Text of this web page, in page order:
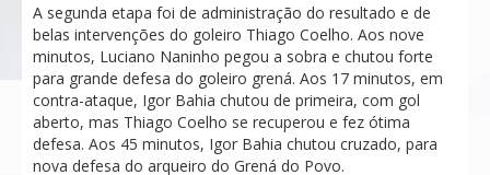
A segunda etapa foi de administração do resultado e de
belas intervenções do goleiro Thiago Coelho. Aos nove
minutos, Luciano Naninho pegou a sobra e chutou forte
para grande defesa do goleiro grená. Aos 17 minutos, em
contra-ataque, Igor Bahia chutou de primeira, com gol
aberto, mas Thiago Coelho se recuperou e fez ótima
defesa. Aos 45 minutos, Igor Bahia chutou cruzado, para
nova defesa do arqueiro do Grená do Povo.